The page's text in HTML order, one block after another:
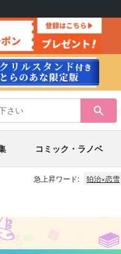
コミック・ラノベ
急上昇ワード: 狛治×恋雪